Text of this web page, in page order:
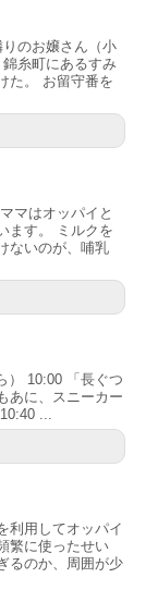
のお嬢さん（小
糸町にあるすみ
た。 お留守番を
マはオッパイと
ます。 ミルクを
ないのが、哺乳
） 10:00 「長ぐつ
あに、スニーカー
...
利用してオッパイ
繁に使ったせい
るのか、周囲が少